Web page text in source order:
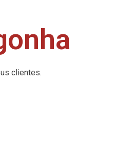
clientes.